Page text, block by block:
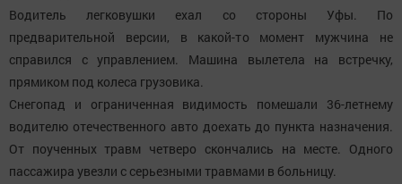
Водитель легковушки ехал со стороны Уфы. По
предварительной версии, в какой-то момент мужчина не
справился с управлением. Машина вылетела на встречку,
прямиком под колеса грузовика.
Снегопад и ограниченная видимость помешали 36-летнему
водителю отечественного авто доехать до пункта назначения.
От поученных травм четверо скончались на месте. Одного
пассажира увезли с серьезными травмами в больницу.